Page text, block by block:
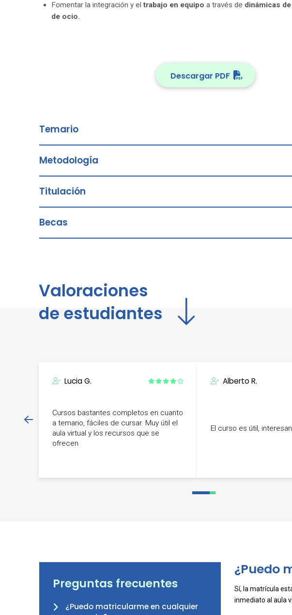
Fomentar la integración y eltrabajo en equipo a través de dinámicas
de ocio.
Descargar PDF
Temario
Metodología
Titulación
Becas
Valoraciones
de estudiantes
Lucia G.
Cursos bastantes completos en cuanto
a temario, fáciles de cursar. Muy útil el
aula virtual y los recursos que se
ofrecen
Alberto R.
El curso es útil,
0 1
Preguntas frecuentes
¿Puedo matricularme en cualquier
¿Puedo
Sí, la matrícula
inmediato al aula